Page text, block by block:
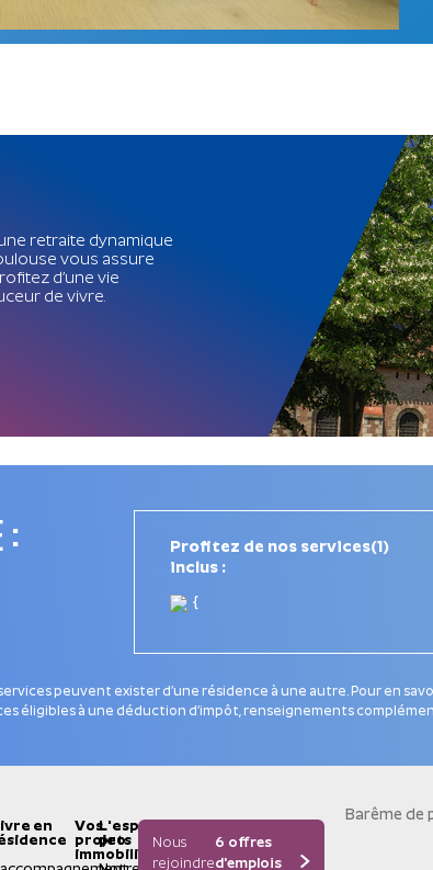
retraite dynamique
vous assure
d’une vie
de vivre.
:
Profitez de nos services(1)
inclus :
{
peuvent exister d’une résidence à une autre. Pour en
éligibles à une déduction d’impôt, renseignements
en
Vos
projets
immobiliers
L'espace
pro
Nous
rejoindre
6 offres
d'emplois
Barême de